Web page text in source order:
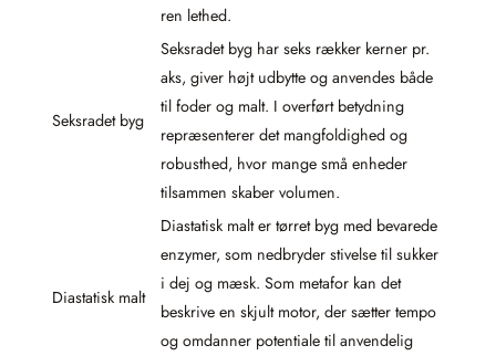
ren lethed.
Seksradet byg
Seksradet byg har seks rækker kerner pr.
aks, giver højt udbytte og anvendes både
til foder og malt. I overført betydning
repræsenterer det mangfoldighed og
robusthed, hvor mange små enheder
tilsammen skaber volumen.
Diastatisk malt
Diastatisk malt er tørret byg med bevarede
enzymer, som nedbryder stivelse til sukker
i dej og mæsk. Som metafor kan det
beskrive en skjult motor, der sætter tempo
og omdanner potentiale til anvendelig